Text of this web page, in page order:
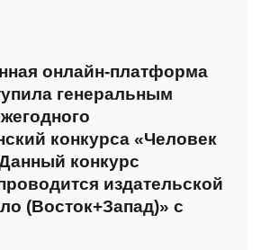
онлайн-платформа
генеральным
конкурса «Человек
конкурс
издательской
(Восток+Запад)» с